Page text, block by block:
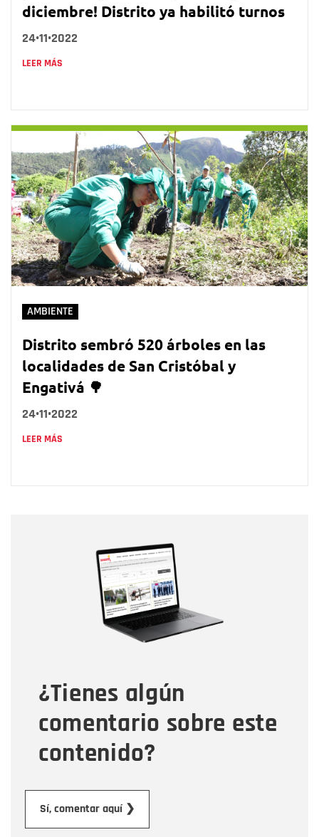
diciembre! Distrito ya habilitó turnos
24•11•2022
LEER MÁS
AMBIENTE
Distrito sembró 520 árboles en las
localidades de San Cristóbal y
Engativá 🌳
24•11•2022
LEER MÁS
¿Tienes algún
comentario sobre este
contenido?
Sí, comentar aquí ❯
Correo electrónico
Tipo de comentario
Mensaje